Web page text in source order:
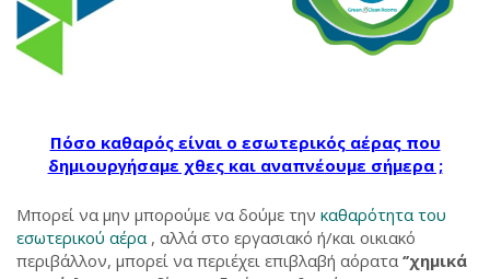
Πόσο καθαρός είναι ο εσωτερικός αέρας που
δημιουργήσαμε χθες και αναπνέουμε σήμερα ;
Μπορεί να μην μπορούμε να δούμε την καθαρότητα του
εσωτερικού αέρα , αλλά στο εργασιακό ή/και οικιακό
περιβάλλον, μπορεί να περιέχει επιβλαβή αόρατα ‘’χημικά